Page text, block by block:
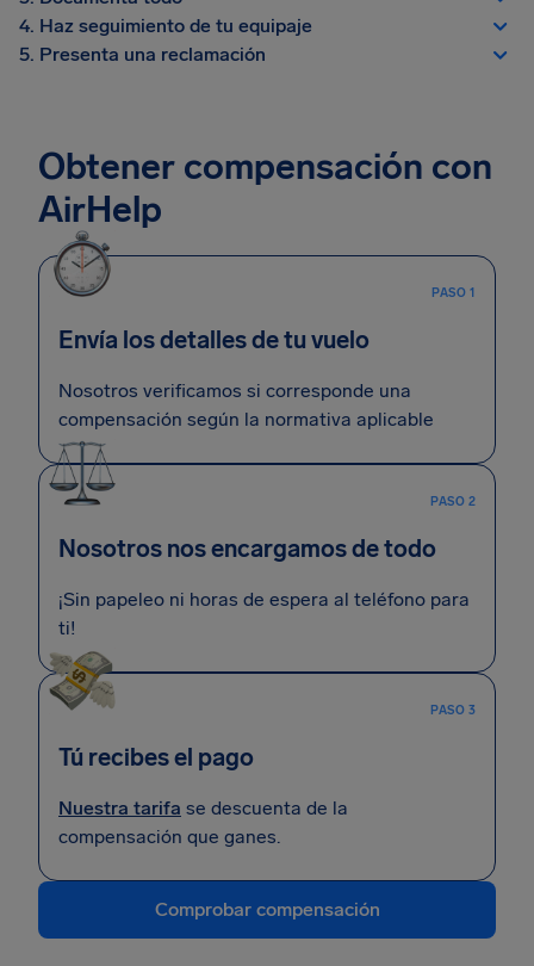
4. Haz seguimiento de tu equipaje
5. Presenta una reclamación
Obtener compensación con
AirHelp
PASO 1
Envía los detalles de tu vuelo
Nosotros verificamos si corresponde una
compensación según la normativa aplicable
PASO 2
Nosotros nos encargamos de todo
¡Sin papeleo ni horas de espera al teléfono para
ti!
PASO 3
Tú recibes el pago
Nuestra tarifa se descuenta de la
compensación que ganes.
Comprobar compensación